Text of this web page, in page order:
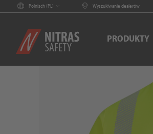
Polnisch (PL) Wyszukiwanie dealerów
PRODUKTY